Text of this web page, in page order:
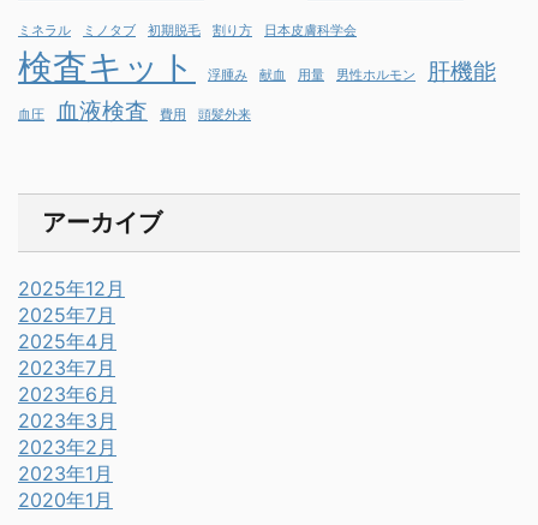
ミネラル ミノタブ 初期脱毛 割り方 日本皮膚科学会
検査キット 浮腫み 献血 用量 男性ホルモン 肝機能
血圧 血液検査 費用 頭髪外来
アーカイブ
2025年12月
2025年7月
2025年4月
2023年7月
2023年6月
2023年3月
2023年2月
2023年1月
2020年1月